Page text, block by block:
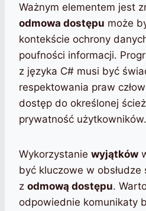
Ważnym elementem jest
odmowa dostępu może
kontekście ochrony
poufności informacji.
z języka C# musi być
respektowania praw
dostęp do określonej
prywatność użytkowników.
Wykorzystanie wyjątków
być kluczowe w
z odmową dostępu.
odpowiednie komunikaty